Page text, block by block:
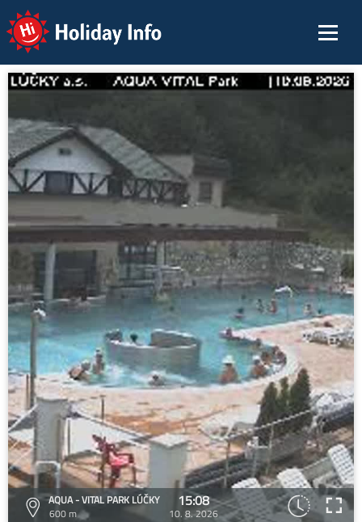
Holiday Info
AQUA - VITAL PARK LÚČKY
600 m
15:08
10. 8. 2026